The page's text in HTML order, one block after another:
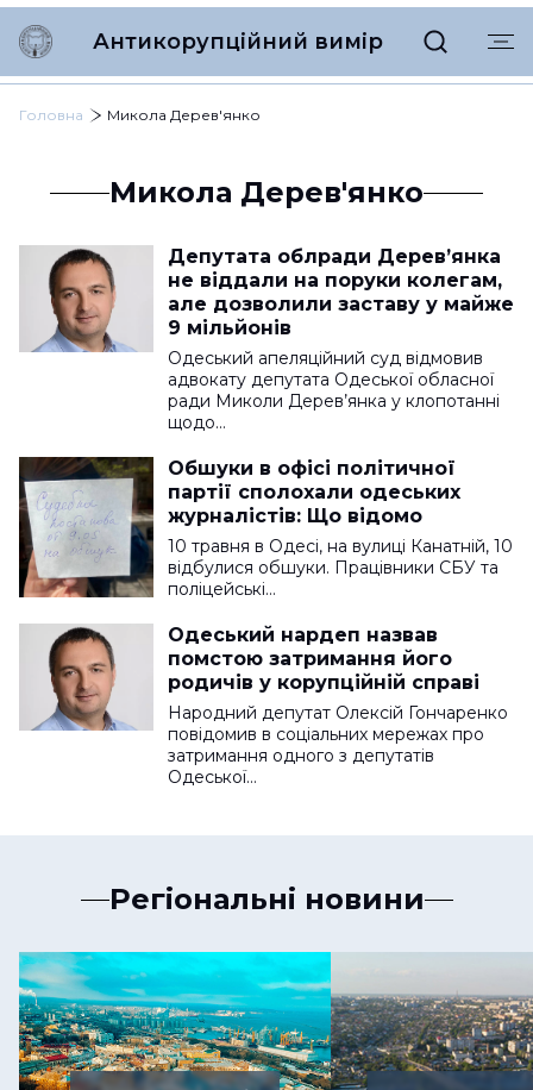
Антикорупційний вимір
Головна Микола Дерев'янко
Микола Дерев'янко
Депутата облради Дерев’янка
не віддали на поруки колегам,
але дозволили заставу у майже
9 мільйонів
Одеський апеляційний суд відмовив
адвокату депутата Одеської обласної
ради Миколи Дерев’янка у клопотанні
щодо…
Обшуки в офісі політичної
партії сполохали одеських
журналістів: Що відомо
10 травня в Одесі, на вулиці Канатній, 10
відбулися обшуки. Працівники СБУ та
поліцейські…
Одеський нардеп назвав
помстою затримання його
родичів у корупційній справі
Народний депутат Олексій Гончаренко
повідомив в соціальних мережах про
затримання одного з депутатів
Одеської…
Регіональні новини